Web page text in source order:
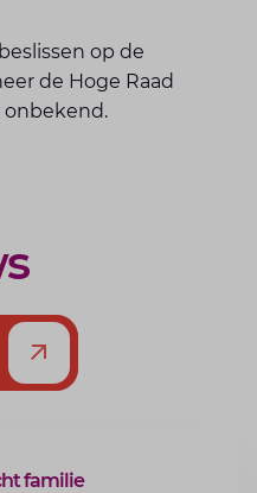
op de
de Hoge Raad
onbekend.
familie